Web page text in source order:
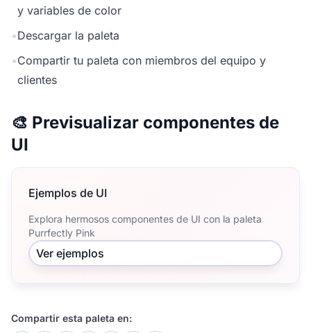
y variables de color
•Descargar la paleta
•Compartir tu paleta con miembros del equipo y
clientes
🎨 Previsualizar componentes de
UI
Ejemplos de UI
Explora hermosos componentes de UI con la paleta
Purrfectly Pink
Ver ejemplos
Compartir esta paleta en: